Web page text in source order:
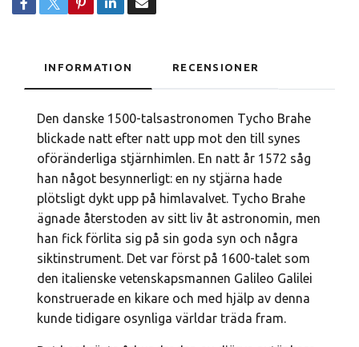
INFORMATION RECENSIONER
Den danske 1500-talsastronomen Tycho Brahe
blickade natt efter natt upp mot den till synes
oföränderliga stjärnhimlen. En natt år 1572 såg
han något besynnerligt: en ny stjärna hade
plötsligt dykt upp på himlavalvet. Tycho Brahe
ägnade återstoden av sitt liv åt astronomin, men
han fick förlita sig på sin goda syn och några
siktinstrument. Det var först på 1600-talet som
den italienske vetenskapsmannen Galileo Galilei
konstruerade en kikare och med hjälp av denna
kunde tidigare osynliga världar träda fram.